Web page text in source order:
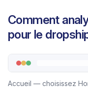
Comment
pour le
Accueil — choisissez